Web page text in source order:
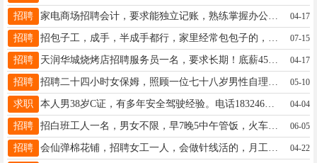
招聘 家电商场招聘会计，要求能独立记账，熟练掌握办公自动化电子表格，年龄35岁以上，有会计工作经验优先，薪资面议。18645847696林女士15561913858 04-17
招聘 07-15
招聘 天润华城烧烤店招聘服务员一名，要求长期！底薪4500➕满勤300，➕酒水～每个月4个半天休息，工作时间下午2点至凌晨2点！乌马河有通勤车，有寝室！天润华城168招聘炒菜师傅工作时间下午2点-凌晨2点工资5500-7000元招聘小时工一小时15元招聘刷碗一名工资3600元曹13845838882 04-17
招聘 05-10
求职 本人男38岁C证，有多年安全驾驶经验。电话18324668277宫18324668277 04-04
招聘 招白班工人一名，男女不限，早7晚5中午管饭，火车站附近，工资3300满勤200，联系电话13945891531。彭女士15504583745 06-05
招聘 04-22